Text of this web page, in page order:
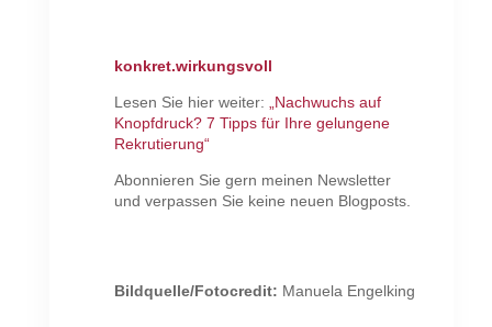
konkret.wirkungsvoll
Lesen Sie hier weiter:
„Nachwuchs auf
Knopfdruck? 7 Tipps für Ihre gelungene
Rekrutierung“
Abonnieren Sie gern meinen Newsletter
und verpassen Sie keine neuen Blogposts.
Bildquelle/Fotocredit: Manuela Engelking